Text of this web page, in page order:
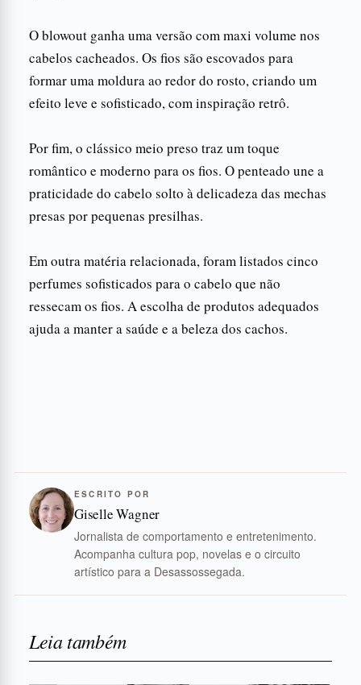
O blowout ganha uma versão com maxi volume nos
cabelos cacheados. Os fios são escovados para
formar uma moldura ao redor do rosto, criando um
efeito leve e sofisticado, com inspiração retrô.
Por fim, o clássico meio preso traz um toque
romântico e moderno para os fios. O penteado une a
praticidade do cabelo solto à delicadeza das mechas
presas por pequenas presilhas.
Em outra matéria relacionada, foram listados cinco
perfumes sofisticados para o cabelo que não
ressecam os fios. A escolha de produtos adequados
ajuda a manter a saúde e a beleza dos cachos.
ESCRITO POR
Giselle Wagner
Jornalista de comportamento e entretenimento.
Acompanha cultura pop, novelas e o circuito
artístico para a Desassossegada.
Leia também